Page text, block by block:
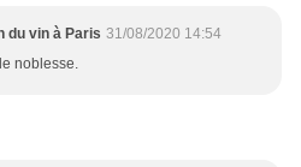
du vin à Paris 31/08/2020 14:54
noblesse.